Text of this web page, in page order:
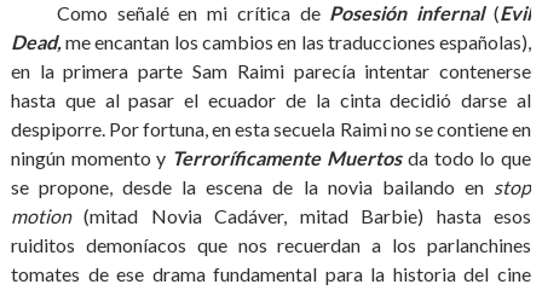
Como señalé en mi crítica de Posesión infernal(Evil
Dead,me encantan los cambios en las traducciones españolas),
en la primera parte Sam Raimi parecía intentar contenerse
hasta que al pasar el ecuador de la cinta decidió darse al
despiporre. Por fortuna, en esta secuela Raimi no se contiene en
ningún momento y Terroríficamente Muertosda todo lo que
se propone, desde la escena de la novia bailando en stop
motion(mitad Novia Cadáver, mitad Barbie) hasta esos
ruiditos demoníacos que nos recuerdan a los parlanchines
tomates de ese drama fundamental para la historia del cine